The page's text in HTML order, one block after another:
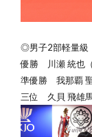
◎男子2部軽量級
優勝
川瀬 統也
準優勝 我那覇 聖
三位 久貝 飛雄馬